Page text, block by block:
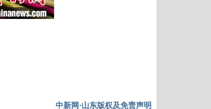
中新网·山东版权及免责声明